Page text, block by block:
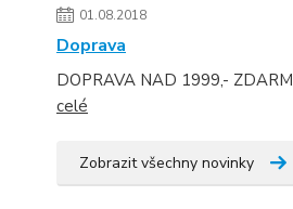
01.08.2018
Doprava
DOPRAVA NAD 1999,-
celé
Zobrazit všechny novinky